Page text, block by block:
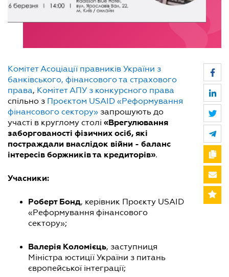
Комітет Асоціації правників України з
банківського, фінансового та страхового
права, Комітет АПУ з конкурсного права
спільно з Проєктом USAID «Реформування
фінансового сектору» запрошують до
участі в круглому столі «Врегулювання
заборгованості фізичних осіб, які
постраждали внаслідок війни - баланс
інтересів боржників та кредиторів».
Учасники:
Роберт Бонд, керівник Проєкту USAID
«Реформування фінансового
сектору»;
Валерія Коломієць, заступниця
Міністра юстиції України з питань
європейської інтеграції;